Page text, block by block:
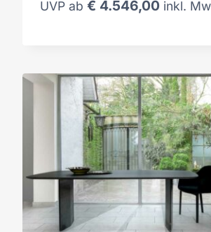
UVP ab € 4.546,00 inkl.